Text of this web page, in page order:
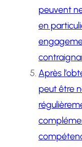
peuvent
en
Après
peut être